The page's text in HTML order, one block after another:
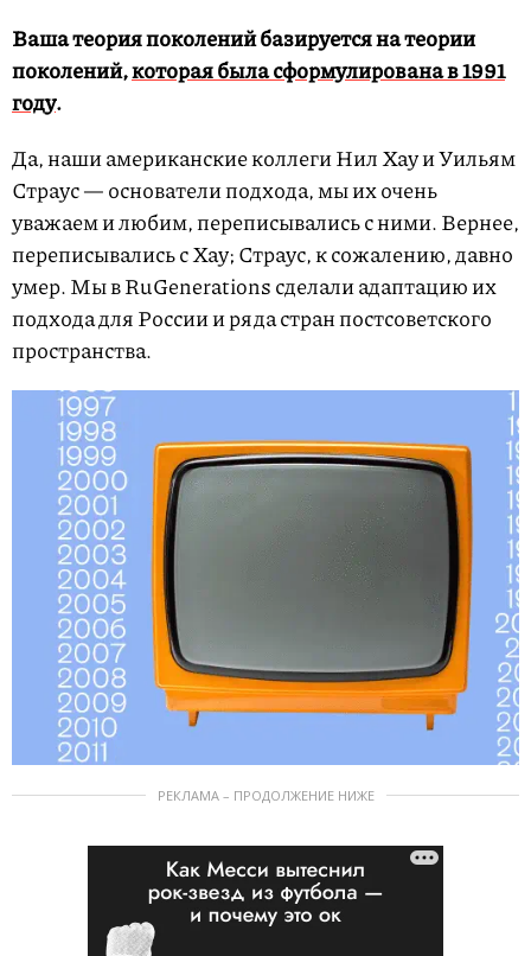
Ваша теория поколений базируется на теории
поколений,которая была сформулирована в 1991
году.
Да, наши американские коллеги Нил Хау и Уильям
Страус — основатели подхода, мы их очень
уважаем и любим, переписывались с ними. Вернее,
переписывались с Хау; Страус, к сожалению, давно
умер. Мы в RuGenerations сделали адаптацию их
подхода для России и ряда стран постсоветского
пространства.
РЕКЛАМА – ПРОДОЛЖЕНИЕ НИЖЕ